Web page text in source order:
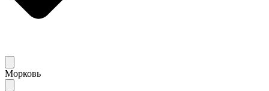
Морковь